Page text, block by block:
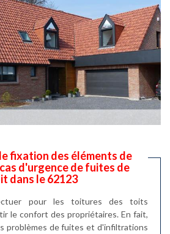
fixation des éléments de
d'urgence de fuites de
dans le 62123
pour les toitures des toits
le confort des propriétaires. En fait,
problèmes de fuites et d'infiltrations